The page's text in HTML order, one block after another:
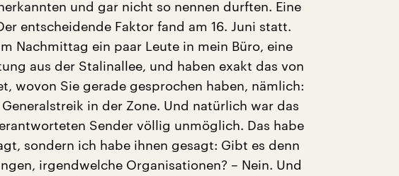
und gar nicht so nennen durften. Eine
entscheidende Faktor fand am 16. Juni statt.
Nachmittag ein paar Leute in mein Büro, eine
aus der Stalinallee, und haben exakt das von
wovon Sie gerade gesprochen haben, nämlich:
in der Zone. Und natürlich war das
Sender völlig unmöglich. Das habe
sondern ich habe ihnen gesagt: Gibt es denn
irgendwelche Organisationen? – Nein. Und